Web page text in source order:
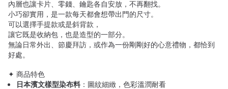
內層也讓卡片、零錢、鑰匙各自安放，不再翻找。
小巧卻實用，是一款每天都會想帶出門的尺寸。
可以選擇手提款或是斜背款，
讓它既是收納包，也是造型的一部分。
無論日常外出、節慶拜訪，或作為一份剛剛好的心意禮物，都恰到
好處。
✦ 商品特色
日本濱文樣型染布料 ：圖紋細緻，色彩溫潤耐看